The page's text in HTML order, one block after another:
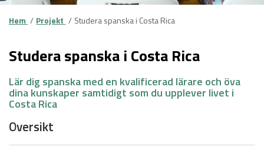
Hem Projekt Studera spanska i Costa Rica
Studera spanska i Costa Rica
Lär dig spanska med en kvalificerad lärare och öva
dina kunskaper samtidigt som du upplever livet i
Costa Rica
Översikt